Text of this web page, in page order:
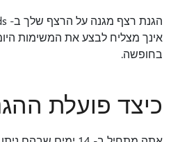
אינך מצליח לבצע את המשימות
בחופשה.
כיצד פועלת